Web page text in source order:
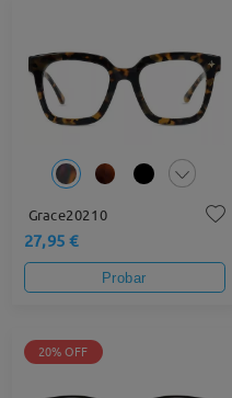
Grace20210
27,95 €
Probar
20% OFF